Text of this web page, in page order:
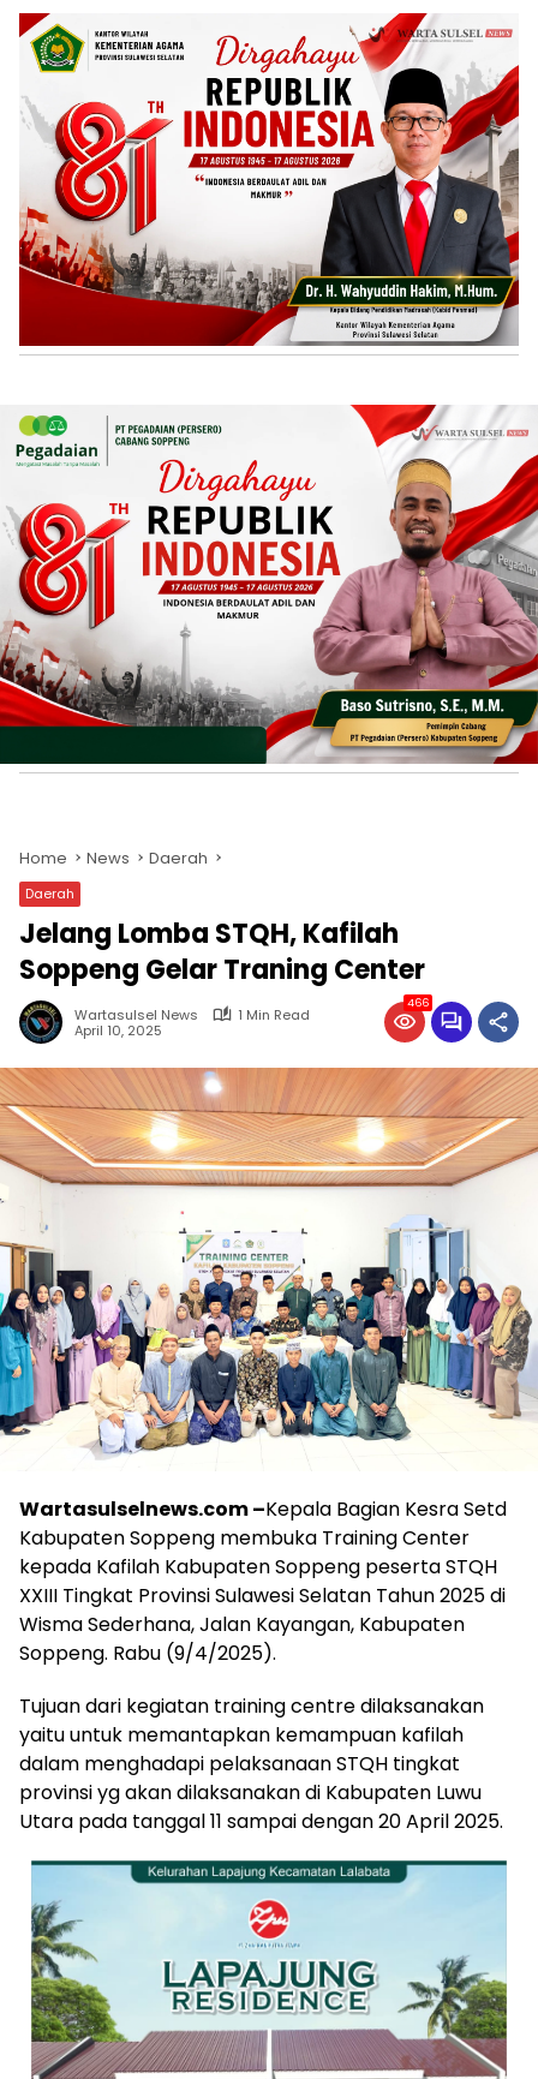
Home News Daerah
Daerah
Jelang Lomba STQH, Kafilah
Soppeng Gelar Traning Center
Wartasulsel News
1 Min Read
April 10, 2025
466
Wartasulselnews.com –Kepala Bagian Kesra Setd
Kabupaten Soppeng membuka Training Center
kepada Kafilah Kabupaten Soppeng peserta STQH
XXIII Tingkat Provinsi Sulawesi Selatan Tahun 2025 di
Wisma Sederhana, Jalan Kayangan, Kabupaten
Soppeng. Rabu (9/4/2025).
Tujuan dari kegiatan training centre dilaksanakan
yaitu untuk memantapkan kemampuan kafilah
dalam menghadapi pelaksanaan STQH tingkat
provinsi yg akan dilaksanakan di Kabupaten Luwu
Utara pada tanggal 11 sampai dengan 20 April 2025.